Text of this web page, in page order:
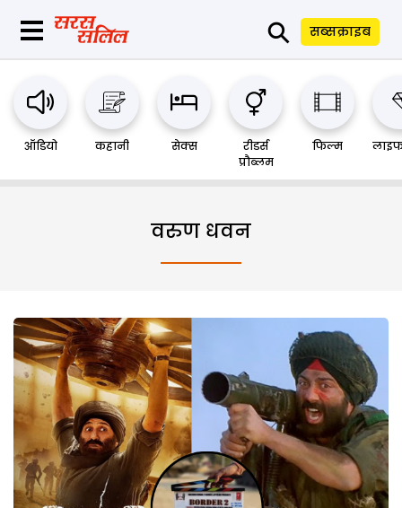
⚲ सब्सक्राइब
ऑडियो कहानी सेक्स
रीडर्स
प्रौब्लम
फिल्म
वरुण धवन